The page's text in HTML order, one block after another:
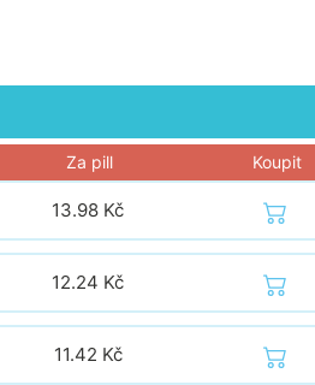
Za pill Koupit
13.98 Kč
12.24 Kč
11.42 Kč